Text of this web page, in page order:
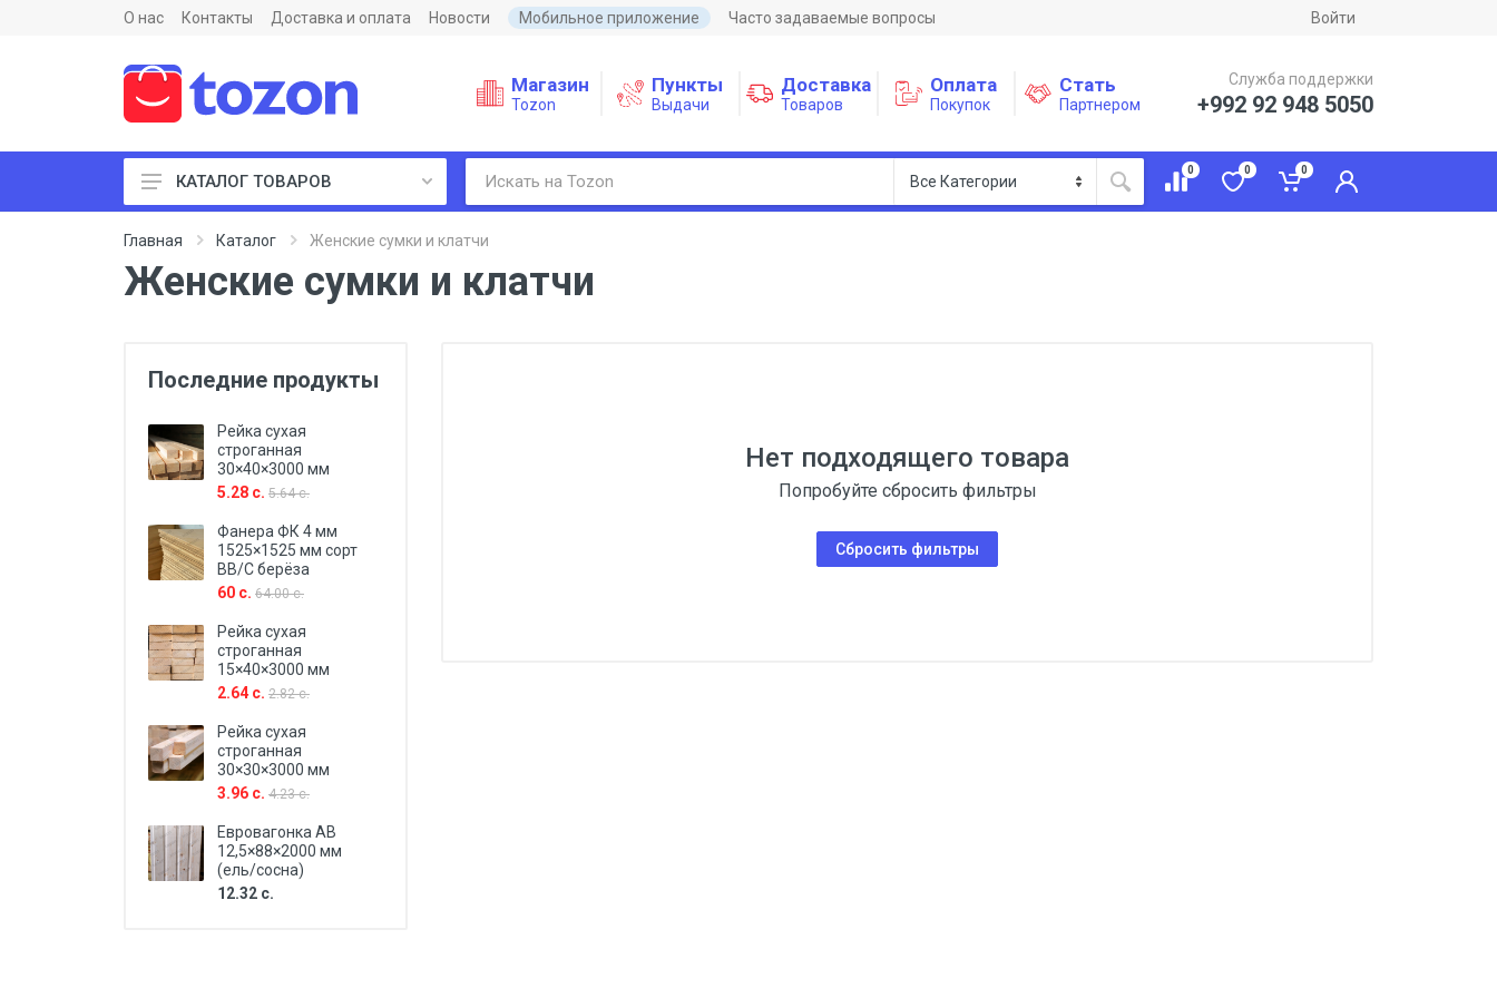
О нас Контакты Доставка и оплата Новости Мобильное приложение Часто задаваемые вопросы Войти
Магазин
Tozon
Пункты
Выдачи
Доставка
Товаров
Оплата
Покупок
Стать
Партнером
Служба поддержки
+992 92 948 5050
Пиломатериалы и фанеры
КАТАЛОГ ТОВАРОВ
0 0 0
Главная Каталог Женские сумки и клатчи
Женские сумки и клатчи
Последние продукты
Рейка сухая
строганная
30×40×3000 мм
5.28 с. 5.64 с.
Фанера ФК 4 мм
1525×1525 мм сорт
BB/C берёза
60 с. 64.00 с.
Рейка сухая
строганная
15×40×3000 мм
2.64 с. 2.82 с.
Рейка сухая
строганная
30×30×3000 мм
3.96 с. 4.23 с.
Евровагонка AB
12,5×88×2000 мм
(ель/сосна)
12.32 с.
Нет подходящего товара
Попробуйте сбросить фильтры
Сбросить фильтры